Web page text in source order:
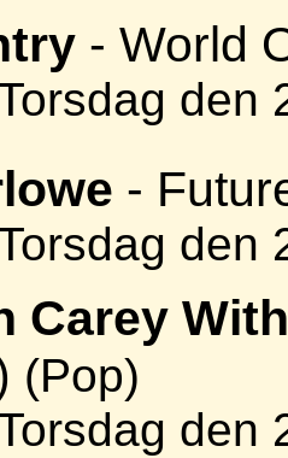
- World
den
-
den
Carey
(Pop)
den